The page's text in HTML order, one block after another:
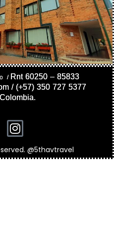
/ Rnt 60250 – 85833
/ (+57) 350 727 5377
@5thavtravel